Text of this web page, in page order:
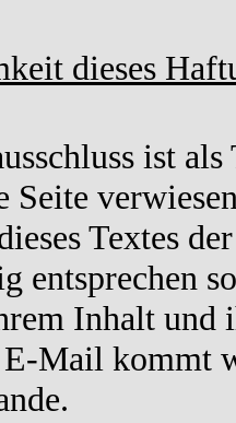
dieses
ist
Seite
Textes
entsprechen
Inhalt
Mail kommt